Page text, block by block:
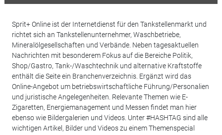
Sprit+ Online ist der Internetdienst für den Tankstellenmarkt und
richtet sich an Tankstellenunternehmer, Waschbetriebe,
Mineralölgesellschaften und Verbände. Neben tagesaktuellen
Nachrichten mit besonderem Fokus auf die Bereiche Politik,
Shop/Gastro, Tank-/Waschtechnik und alternative Kraftstoffe
enthält die Seite ein Branchenverzeichnis. Ergänzt wird das
Online-Angebot um betriebswirtschaftliche Führung/Personalien
und juristische Angelegenheiten. Relevante Themen wie E-
Zigaretten, Energiemanagement und Messen findet man hier
ebenso wie Bildergalerien und Videos. Unter #HASHTAG sind alle
wichtigen Artikel, Bilder und Videos zu einem Themenspecial